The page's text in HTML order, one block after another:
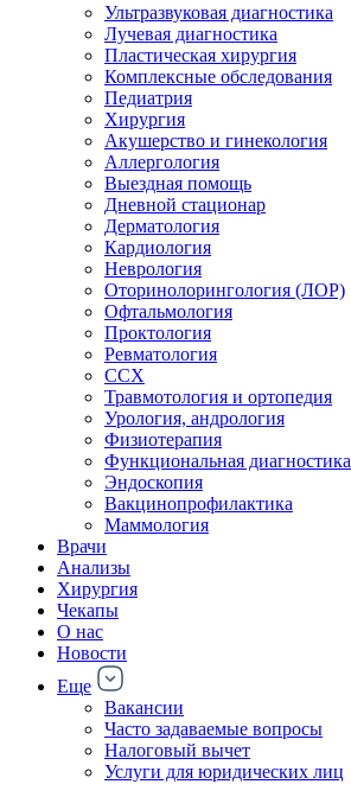
Ультразвуковая диагностика
Лучевая диагностика
Пластическая хирургия
Комплексные обследования
Педиатрия
Хирургия
Акушерство и гинекология
Аллергология
Выездная помощь
Дневной стационар
Дерматология
Кардиология
Неврология
Оторинолорингология (ЛОР)
Офтальмология
Проктология
Ревматология
ССХ
Травмотология и ортопедия
Урология, андрология
Физиотерапия
Функциональная диагностика
Эндоскопия
Вакцинопрофилактика
Маммология
Врачи
Анализы
Хирургия
Чекапы
О нас
Новости
Еще
Вакансии
Часто задаваемые вопросы
Налоговый вычет
Услуги для юридических лиц